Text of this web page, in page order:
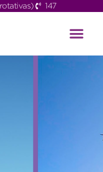
147